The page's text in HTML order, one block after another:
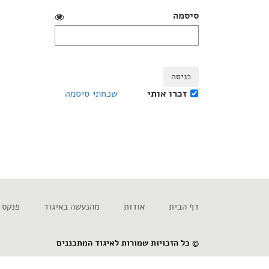
סיסמה
כניסה
זכרו אותי שכחתי סיסמה
דף הבית אודות מהנעשה באיגוד
© כל הזכויות שמורות לאיגוד המתכננים